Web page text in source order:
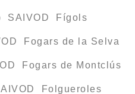
SAIVOD Fígols
Fogars de la Selva
Fogars de Montclús
Folgueroles